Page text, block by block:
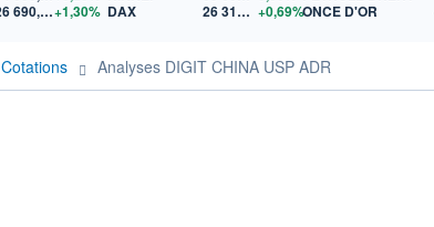
26 690,62+1,30% DAX
26 319,45 +0,69%ONCE D'OR
Cotations Analyses DIGIT CHINA USP ADR